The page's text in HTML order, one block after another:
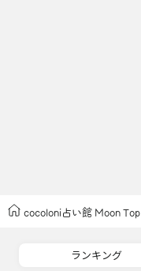
cocoloni占い館 Moon Top
ランキング